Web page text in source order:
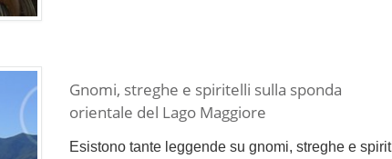
Gnomi, streghe e spiritelli sulla sponda
orientale del Lago Maggiore
Esistono tante leggende su gnomi, streghe e